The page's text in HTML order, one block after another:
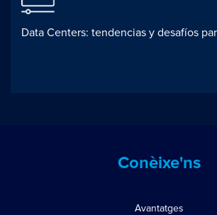
Data Centers: tendencias y desafíos
Conèixe'ns
Avantatges